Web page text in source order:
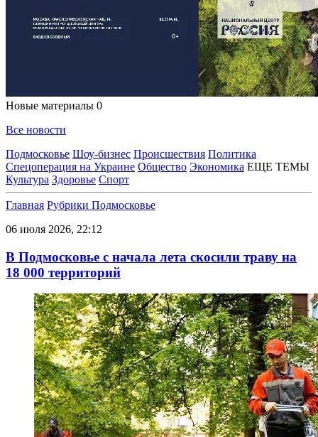
Новые материалы 0
Все новости
Подмосковье Шоу-бизнес Происшествия Политика
Спецоперация на Украине Общество Экономика ЕЩЕ ТЕМЫ
Культура Здоровье Спорт
Главная Рубрики Подмосковье
06 июля 2026, 22:12
В Подмосковье с начала лета скосили траву на
18 000 территорий